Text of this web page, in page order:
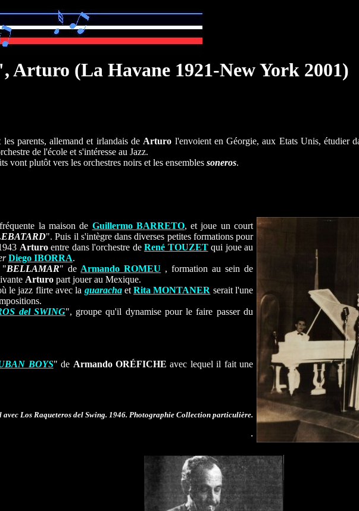
Arturo (La Havane 1921-New York 2001)
les parents, allemand et irlandais de Arturo l'envoient en Géorgie, aux Etats Unis, étudier
de l'école et s'intéresse au Jazz.
vont plutôt vers les orchestres noirs et les ensembles soneros.
la maison de Guillermo BARRETO, et joue un court
". Puis il s'intègre dans diverses petites formations pour
Arturoentre dans l'orchestre de René TOUZETqui joue au
Diego IBORRA.
"BELLAMAR" de Armando ROMEU , formation au sein de
Arturo part jouer au Mexique.
le jazz flirte avec la guarachaetRita MONTANER serait l'une
del SWING", groupe qu'il dynamise pour le faire passer du
BOYS" de Armando ORÉFICHE avec lequel il fait une
Los Raqueteros del Swing. 1946. Photographie Collection particulière.
.